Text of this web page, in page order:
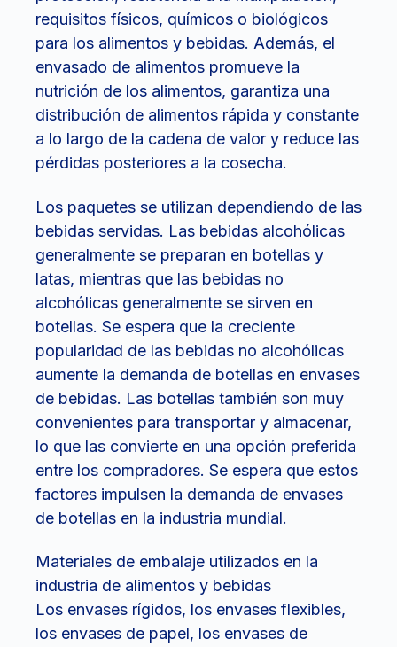
requisitos físicos, químicos o biológicos
para los alimentos y bebidas. Además, el
envasado de alimentos promueve la
nutrición de los alimentos, garantiza una
distribución de alimentos rápida y constante
a lo largo de la cadena de valor y reduce las
pérdidas posteriores a la cosecha.
Los paquetes se utilizan dependiendo de las
bebidas servidas. Las bebidas alcohólicas
generalmente se preparan en botellas y
latas, mientras que las bebidas no
alcohólicas generalmente se sirven en
botellas. Se espera que la creciente
popularidad de las bebidas no alcohólicas
aumente la demanda de botellas en envases
de bebidas. Las botellas también son muy
convenientes para transportar y almacenar,
lo que las convierte en una opción preferida
entre los compradores. Se espera que estos
factores impulsen la demanda de envases
de botellas en la industria mundial.
Materiales de embalaje utilizados en la
industria de alimentos y bebidas
Los envases rígidos, los envases flexibles,
los envases de papel, los envases de